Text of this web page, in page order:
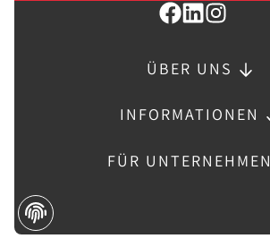
ÜBER UNS
INFORMATIONEN
FÜR UNTERNEHMEN